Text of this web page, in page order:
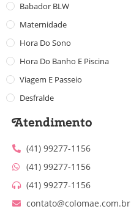
Babador BLW
Maternidade
Hora Do Sono
Hora Do Banho E Piscina
Viagem E Passeio
Desfralde
Atendimento
(41) 99277-1156
(41) 99277-1156
(41) 99277-1156
contato@colomae.com.br